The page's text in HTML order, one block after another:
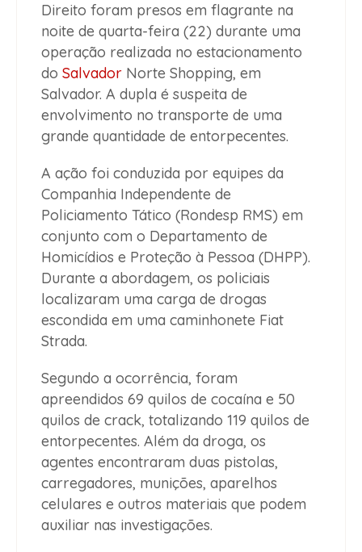
Direito foram presos em flagrante na
noite de quarta-feira (22) durante uma
operação realizada no estacionamento
do Salvador Norte Shopping, em
Salvador. A dupla é suspeita de
envolvimento no transporte de uma
grande quantidade de entorpecentes.
A ação foi conduzida por equipes da
Companhia Independente de
Policiamento Tático (Rondesp RMS) em
conjunto com o Departamento de
Homicídios e Proteção à Pessoa (DHPP).
Durante a abordagem, os policiais
localizaram uma carga de drogas
escondida em uma caminhonete Fiat
Strada.
Segundo a ocorrência, foram
apreendidos 69 quilos de cocaína e 50
quilos de crack, totalizando 119 quilos de
entorpecentes. Além da droga, os
agentes encontraram duas pistolas,
carregadores, munições, aparelhos
celulares e outros materiais que podem
auxiliar nas investigações.